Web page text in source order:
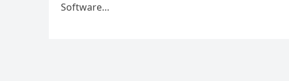
Software…